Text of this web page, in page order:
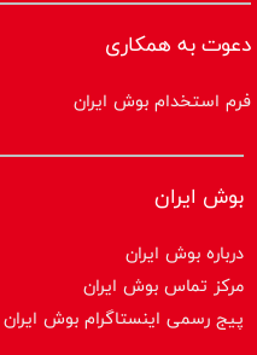
دعوت به همکاری
فرم استخدام بوش ایران
بوش ایران
درباره بوش ایران
مرکز تماس بوش ایران
پیج رسمی اینستاگرام بوش ایران